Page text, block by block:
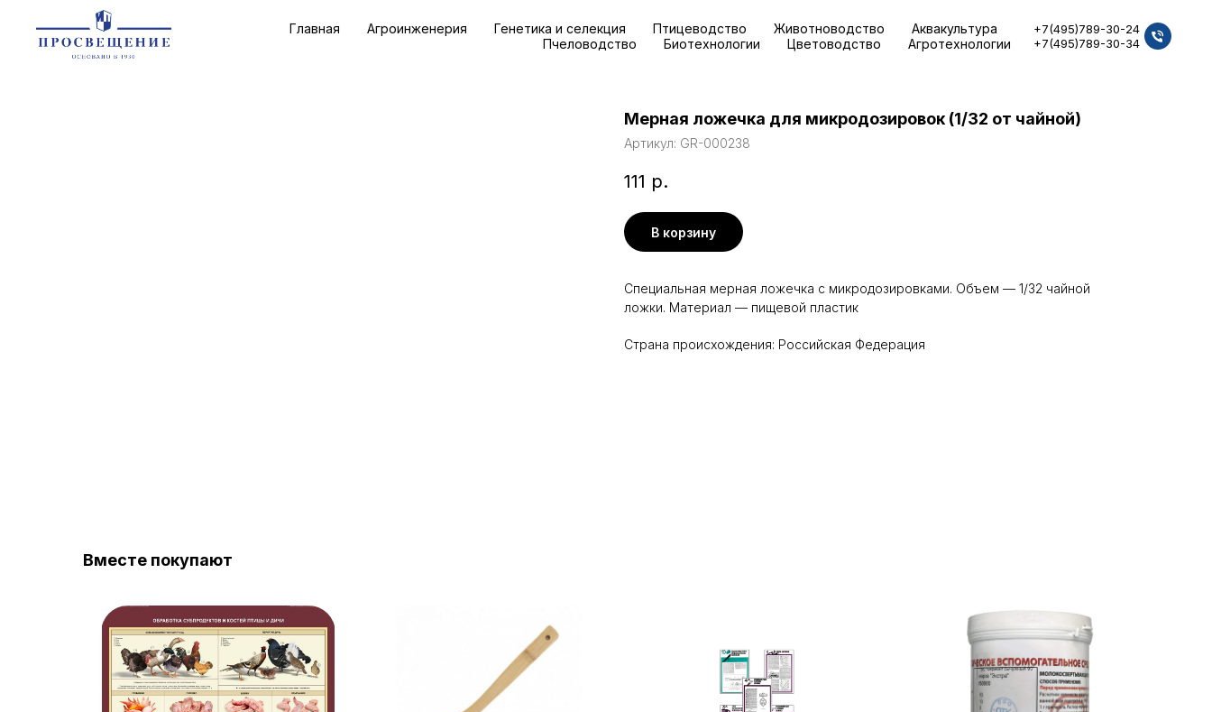
Главная Агроинженерия Генетика и селекция Птицеводство Животноводство
Аквакультура
Пчеловодство
Биотехнологии Цветоводство Агротехнологии
+7(495)789-30-24
+7(495)789-30-34
Мерная ложечка для микродозировок (1/32 от чайной)
Артикул: GR-000238
111 р.
В корзину
Специальная мерная ложечка с микродозировками. Объем — 1/32 чайной
ложки. Материал — пищевой пластик
Страна происхождения: Российская Федерация
Вместе покупают